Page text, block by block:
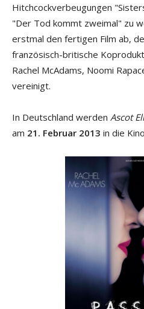
Hitchcockverbeugungen
"Der Tod kommt zweimal" zu
erstmal den fertigen Film ab,
französisch-britische
Rachel McAdams, Noomi
vereinigt.
In Deutschland werden Ascot
am 21. Februar 2013 in die